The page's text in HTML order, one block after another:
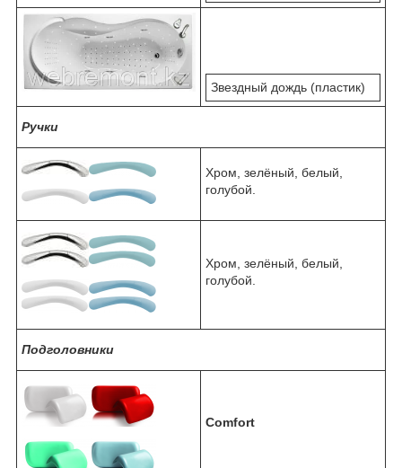
Звездный дождь (пластик)
Ручки
Хром, зелёный, белый,
голубой.
Хром, зелёный, белый,
голубой.
Подголовники
Comfort